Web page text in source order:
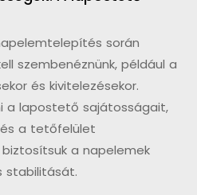
során
szembenéznünk, például a
és kivitelezésekor.
a lapostető sajátosságait,
a tetőfelület
a napelemek
stabilitását.